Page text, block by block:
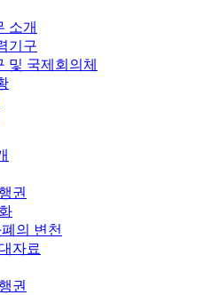
소개
기구
및 국제회의체
권
의 변천
자료
권